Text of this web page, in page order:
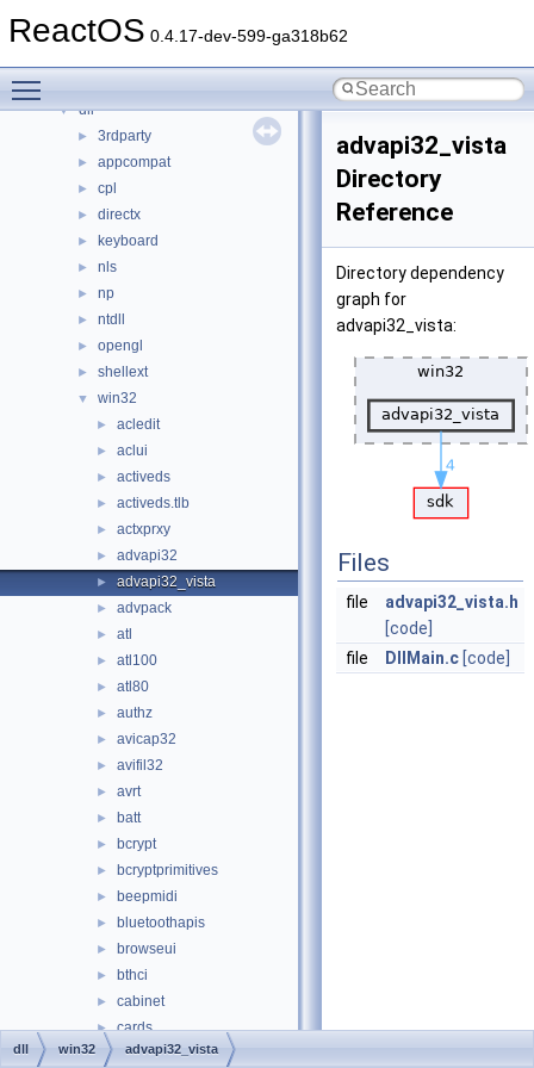
ReactOS 0.4.17-dev-599-ga318b62
▼ File List
▼ dll
► 3rdparty
► appcompat
► cpl
► directx
► keyboard
► nls
► np
► ntdll
► opengl
► shellext
▼ win32
► acledit
► aclui
► activeds
► activeds.tlb
► actxprxy
► advapi32
► advapi32_vista
► advpack
► atl
► atl100
► atl80
► authz
► avicap32
► avifil32
► avrt
► batt
► bcrypt
► bcryptprimitives
► beepmidi
► bluetoothapis
► browseui
► bthci
► cabinet
► cards
► clusapi
advapi32_vista
Directory
Reference
Directory dependency
graph for
advapi32_vista:
Files
file
advapi32_vista.h
[code]
file
DllMain.c [code]
dll win32 advapi32_vista